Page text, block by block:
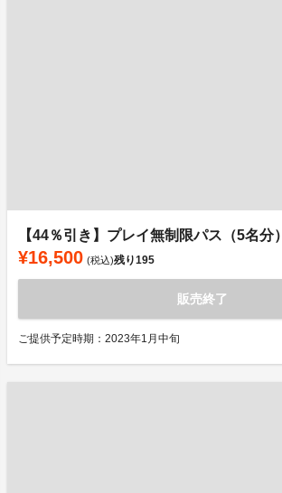
【44％引き】プレイ無制限パス（5名分）
¥16,500 (税込)残り195
販売終了
ご提供予定時期：2023年1月中旬